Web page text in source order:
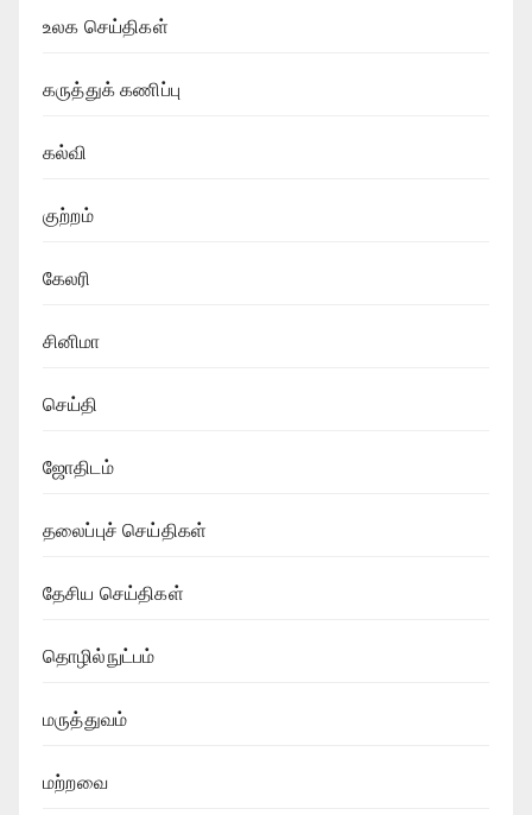
உலக செய்திகள்
கருத்துக் கணிப்பு
கல்வி
குற்றம்
கேலரி
சினிமா
செய்தி
ஜோதிடம்
தலைப்புச் செய்திகள்
தேசிய செய்திகள்
தொழில்நுட்பம்
மருத்துவம்
மற்றவை